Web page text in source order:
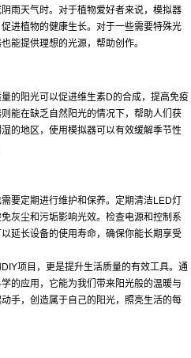
雨天气时。对于植物爱好者来说，模拟器
进植物的健康生长。对于一些需要特殊光
能提供理想的光源，帮助创作。
的阳光可以促进维生素D的合成，提高免疫
能在缺乏自然阳光的情况下，帮助人们获
的地区，使用模拟器可以有效缓解季节性
要定期进行维护和保养。定期清洁LED灯
灰尘和污垢影响光效。检查电源和控制系
延长设备的使用寿命，确保你能长期享受
项目，更是提升生活质量的有效工具。通
的应用，它能为我们带来阳光般的温暖与
手，创造属于自己的阳光，照亮生活的每